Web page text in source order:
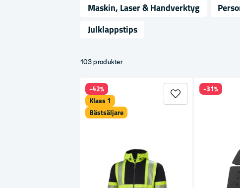
Maskin, Laser & Handverktyg
Julklappstips
103 produkter
-42%
Klass 1
Bästsäljare
-31%